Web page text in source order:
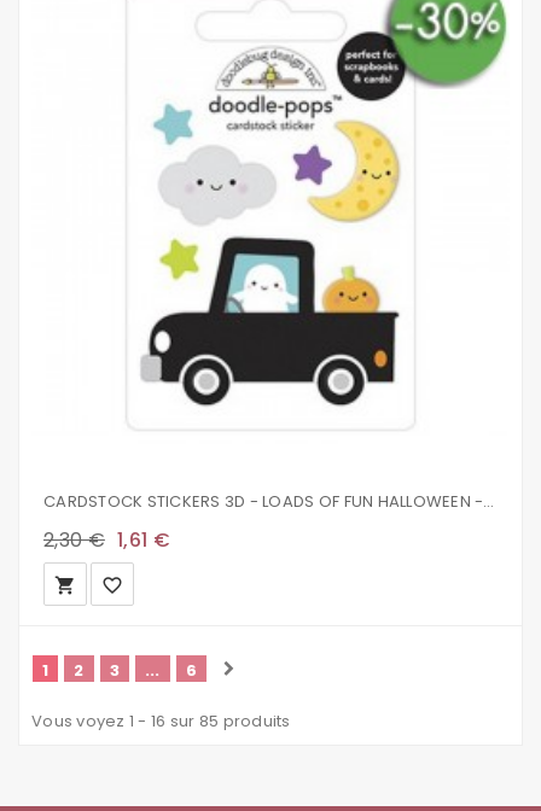
CARDSTOCK STICKERS 3D - LOADS OF FUN HALLOWEEN - DOODLE POPS - DOODLEBUG DESIGN
2,30 € 1,61 €
local_grocery_store favorite_border
1 2 3 ... 6
Vous voyez 1 - 16 sur 85 produits